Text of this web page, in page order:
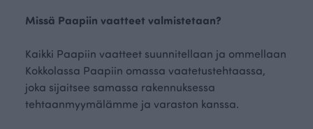
Missä Paapiin vaatteet valmistetaan?
Kaikki Paapiin vaatteet suunnitellaan ja ommellaan
Kokkolassa Paapiin omassa vaatetustehtaassa,
joka sijaitsee samassa rakennuksessa
tehtaanmyymälämme ja varaston kanssa.